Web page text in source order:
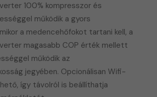
100% kompresszor és
működik a gyors
a medencehőfokot tartani kell, a
magasabb COP érték mellett
működik az
jegyében. Opcionálisan Wifi-
így távolról is beállíthatja